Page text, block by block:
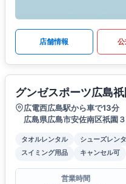
店舗情報 公
グンゼスポーツ広島
広電西広島駅から車で13分
広島県広島市安佐南区祇園
タオルレンタル シューズレン
スイミング用品
キャンセル可
営業時間